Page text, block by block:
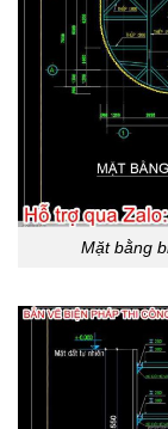
Mặt bằng